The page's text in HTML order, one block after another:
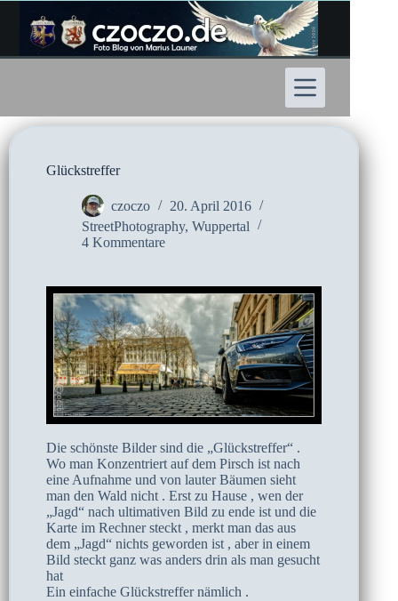
Inhalt
springen
Glückstreffer
czoczo
20. April 2016
StreetPhotography, Wuppertal
4 Kommentare
Die schönste Bilder sind die „Glückstreffer“ .
Wo man Konzentriert auf dem Pirsch ist nach
eine Aufnahme und von lauter Bäumen sieht
man den Wald nicht . Erst zu Hause , wen der
„Jagd“ nach ultimativen Bild zu ende ist und die
Karte im Rechner steckt , merkt man das aus
dem „Jagd“ nichts geworden ist , aber in einem
Bild steckt ganz was anders drin als man gesucht
hat
Ein einfache Glückstreffer nämlich .